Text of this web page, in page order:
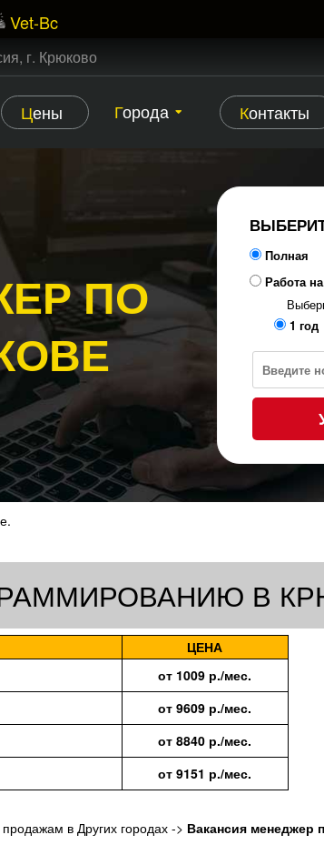
Vet-Bc
г. Крюково
Цены Города Контакты
ПО
Полная
Работа
1 год
В
ЦЕНА
от 1009 р./мес.
от 9609 р./мес.
от 8840 р./мес.
от 9151 р./мес.
в Других городах -> Вакансия менеджер
ЗВОНОК